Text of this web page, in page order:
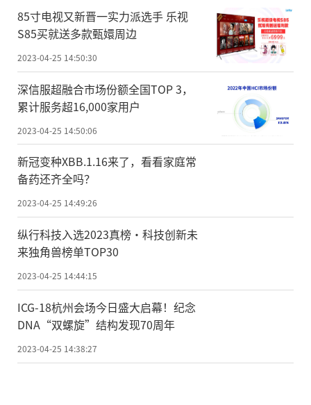
85寸电视又新晋一实力派选手 乐视
S85买就送多款甄嬛周边
2023-04-25 14:50:30
深信服超融合市场份额全国TOP 3，
累计服务超16,000家用户
2023-04-25 14:50:06
新冠变种XBB.1.16来了，看看家庭常
备药还齐全吗？
2023-04-25 14:49:26
纵行科技入选2023真榜·科技创新未
来独角兽榜单TOP30
2023-04-25 14:44:15
ICG-18杭州会场今日盛大启幕！纪念
DNA“双螺旋”结构发现70周年
2023-04-25 14:38:27